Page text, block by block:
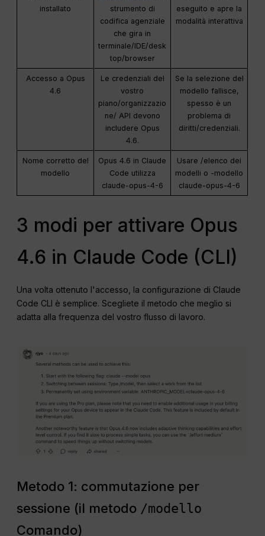
installato
strumento di
codifica agenziale
che gira in
terminale/IDE/desk
top/browser
eseguito e apre la
modalità interattiva
Accesso a Opus
4.6
Le credenziali del
vostro
piano/organizzazio
ne/ API devono
includere Opus
4.6.
Se la selezione del
modello fallisce,
spesso è un
problema di
diritti/credenziali.
Nome corretto del
modello
Opus 4.6 in Claude
Code utilizza
claude-opus-4-6
Usare /elenco dei
modelli o -modello
claude-opus-4-6
3 modi per attivare Opus
4.6 in Claude Code (CLI)
Una volta ottenuto l'accesso, la configurazione di Claude
Code CLI è semplice. Scegliete il metodo che meglio si
adatta alla frequenza del vostro flusso di lavoro.
Metodo 1: commutazione per
sessione (il metodo /modello
Comando)